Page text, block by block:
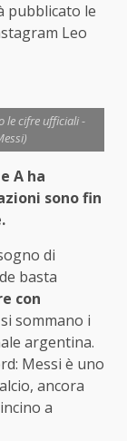
pubblicato le
Leo
le cifre ufficiali -
A ha
sono fin
di
basta
con
sommano i
argentina.
Messi è uno
ancora
a